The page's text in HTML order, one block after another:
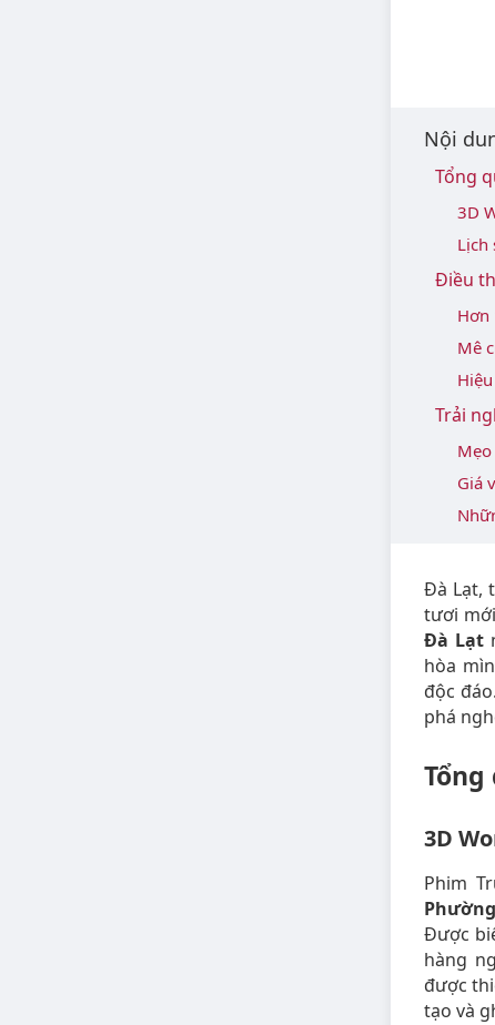
Nội
Tổng
3D
Lịch
Điều
Hơn
Mê
Trải
Giá
Đà Lạt,
tươi
Đà Lạt
hòa
độc
phá
3D
Phim
Được
hàng
được
tạo và